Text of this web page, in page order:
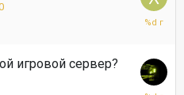
2
игровой сервер?
26